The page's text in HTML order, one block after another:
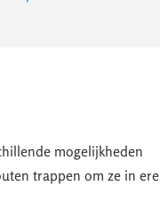
mogelijkheden
trappen om ze in ere